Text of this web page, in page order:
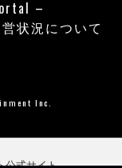
–
状況について
Inc.
公式サイト